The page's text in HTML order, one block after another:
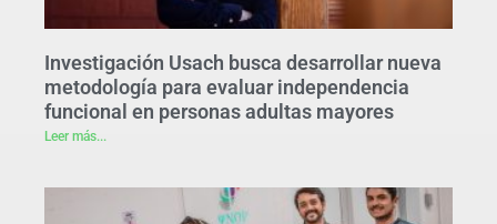
Investigación Usach busca desarrollar nueva
metodología para evaluar independencia
funcional en personas adultas mayores
Leer más...